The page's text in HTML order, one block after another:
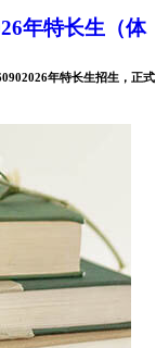
年特长生（体
年特长生招生，正式